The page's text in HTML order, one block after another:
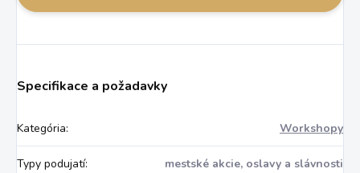
Specifikace a požadavky
Kategória: Workshopy
Typy podujatí: mestské akcie, oslavy a slávnosti